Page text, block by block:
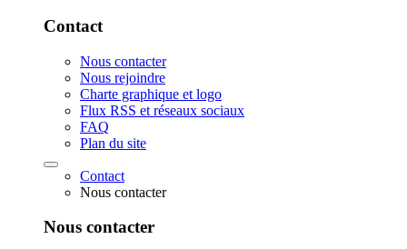
Contact
Nous contacter
Nous rejoindre
Charte graphique et logo
Flux RSS et réseaux sociaux
FAQ
Plan du site
Contact
Nous contacter
Nous contacter